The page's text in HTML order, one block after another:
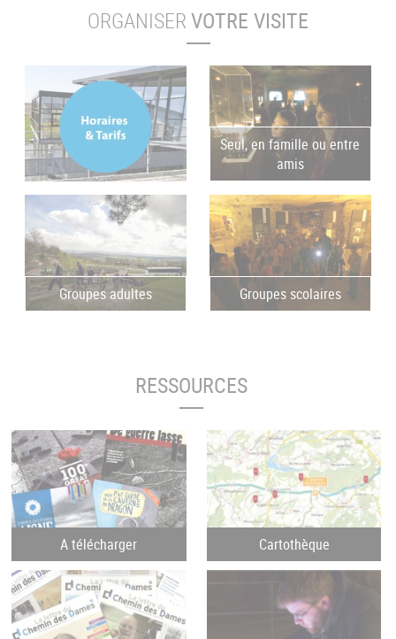
ORGANISERVOTRE VISITE
Seul, en famille ou entre
amis
Groupes adultes Groupes scolaires
RESSOURCES
A télécharger Cartothèque